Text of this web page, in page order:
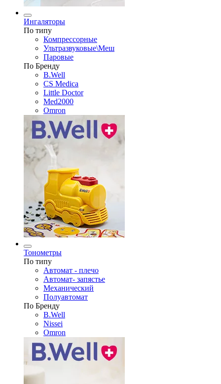
Ингаляторы
По типу
Компрессорные
Ультразвуковые\Меш
Паровые
По Бренду
B.Well
CS Medica
Little Doctor
Med2000
Omron
Тонометры
По типу
Автомат - плечо
Автомат- запястье
Механический
Полуавтомат
По Бренду
B.Well
Nissei
Omron